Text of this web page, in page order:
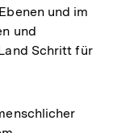
und im
und
Schritt für